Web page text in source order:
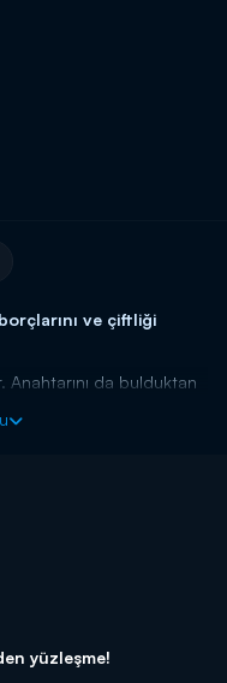
ve çiftliği
da bulduktan
belge çıkar. Hepsi
D'de!
yüzleşme!